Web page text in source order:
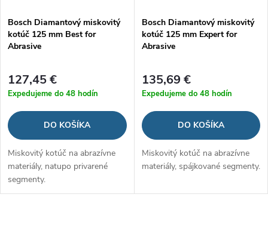
p
o
d
u
k
p
r
o
d
u
k
t
Bosch Diamantový miskovitý
kotúč 125 mm Best for
Abrasive
127,45 €
Expedujeme do 48 hodín
DO KOŠÍKA
Miskovitý kotúč na abrazívne
materiály, natupo privarené
segmenty.
Bosch Diamantový miskovitý
kotúč 125 mm Expert for
Abrasive
135,69 €
Expedujeme do 48 hodín
DO KOŠÍKA
Miskovitý kotúč na abrazívne
materiály, spájkované segmenty.